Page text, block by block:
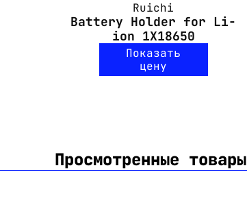
Ruichi
Battery Holder for Li-
ion 1X18650
Показать
цену
Просмотренные товары